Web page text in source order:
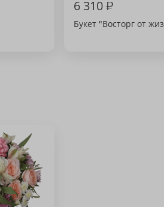
6 310₽
Букет "Восторг от